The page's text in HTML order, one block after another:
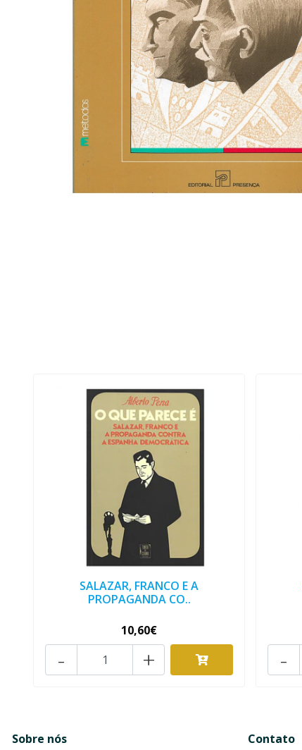
SALAZAR, FRANCO E A
PROPAGANDA CO..
10,60€
+
- -
Sobre nós Contato